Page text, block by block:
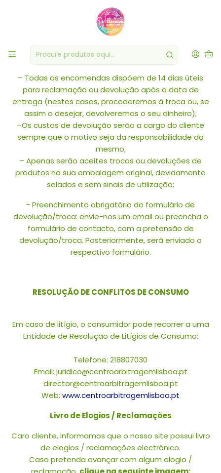
Trocas ou Devoluções
TROCAS OU DEVOLUÇÕES:
– Todas as encomendas dispõem de 14 dias úteis
para reclamação ou devolução após a data de
entrega (nestes casos, procederemos à troca ou, se
assim o desejar, devolveremos o seu dinheiro);
–Os custos de devolução serão a cargo do cliente
sempre que o motivo seja da responsabilidade do
mesmo;
– Apenas serão aceites trocas ou devoluções de
produtos na sua embalagem original, devidamente
selados e sem sinais de utilização;
- Preenchimento obrigatório do formulário de
devolução/troca: envie-nos um email ou preencha o
formulário de contacto, com a pretensão de
devolução/troca. Posteriormente, será enviado o
respectivo formulário.
RESOLUÇÃO DE CONFLITOS DE CONSUMO
Em caso de litígio, o consumidor pode recorrer a uma
Entidade de Resolução de Litígios de Consumo:
Telefone: 218807030
Email: juridico@centroarbitragemlisboa.pt
director@centroarbitragemlisboa.pt
Web: www.centroarbitragemlisboa.pt
Livro de Elogios / Reclamações
Caro cliente, informamos que o nosso site possui livro
de elogios / reclamações electrónico.
Caso pretenda avançar com algum elogio /